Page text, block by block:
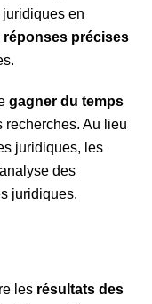
en
réponses précises
gagner du temps
recherches. Au lieu
juridiques, les
des
juridiques.
les résultats des